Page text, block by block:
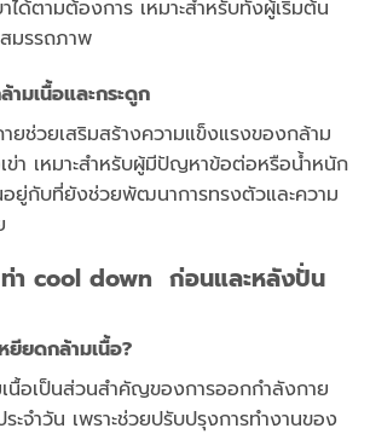
ได้ตามต้องการ เหมาะสำหรับทั้งผู้เริ่มต้น
มรรถภาพ
ามเนื้อและกระดูก
ยช่วยเสริมสร้างความแข็งแรงของกล้าม
เข่า เหมาะสำหรับผู้มีปัญหาข้อต่อหรือน้ำหนัก
อยู่กับที่ยังช่วยพัฒนาการทรงตัวและความ
ท่า cool down ก่อนและหลังปั่น
ยียดกล้ามเนื้อ?
นื้อเป็นส่วนสำคัญของการออกกำลังกาย
ะจำวัน เพราะช่วยปรับปรุงการทำงานของ